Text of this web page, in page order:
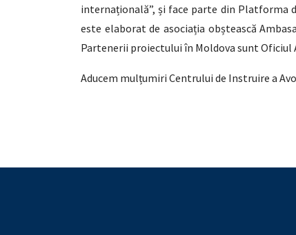
internațională”, și face parte din Platforma
este elaborat de asociația obștească
Partenerii proiectului în Moldova sunt Oficiul
Aducem mulțumiri Centrului de Instruire a